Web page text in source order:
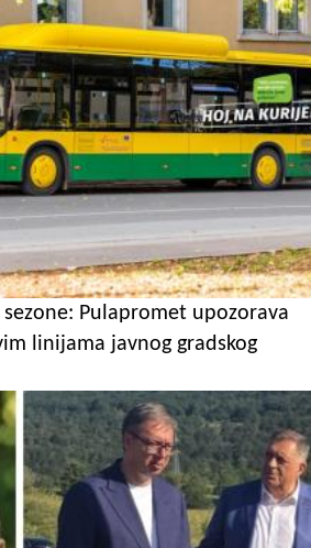
Pulapromet upozorava
linijama javnog gradskog